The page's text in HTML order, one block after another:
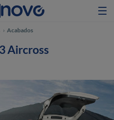
Acabados
Aircross